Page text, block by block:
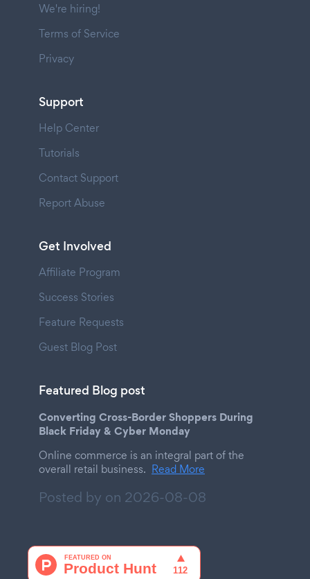
We're hiring!
Terms of Service
Privacy
Support
Help Center
Tutorials
Contact Support
Report Abuse
Get Involved
Affiliate Program
Success Stories
Feature Requests
Guest Blog Post
Featured Blog post
Converting Cross-Border Shoppers During
Black Friday & Cyber Monday
Online commerce is an integral part of the
overall retail business. Read More
Posted by on 2026-08-08